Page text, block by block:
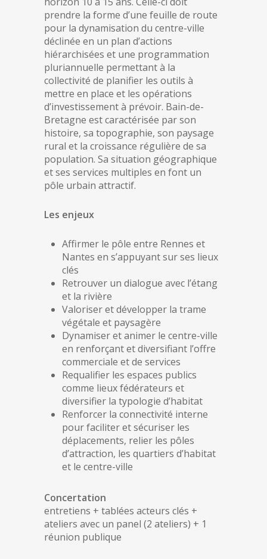
prendre la forme d’une feuille de route
pour la dynamisation du centre-ville
déclinée en un plan d’actions
hiérarchisées et une programmation
pluriannuelle permettant à la
collectivité de planifier les outils à
mettre en place et les opérations
d’investissement à prévoir. Bain-de-
Bretagne est caractérisée par son
histoire, sa topographie, son paysage
rural et la croissance régulière de sa
population. Sa situation géographique
et ses services multiples en font un
pôle urbain attractif.
Les enjeux
Affirmer le pôle entre Rennes et
Nantes en s’appuyant sur ses lieux
clés
Retrouver un dialogue avec l’étang
et la rivière
Valoriser et développer la trame
végétale et paysagère
Dynamiser et animer le centre-ville
en renforçant et diversifiant l’offre
commerciale et de services
Requalifier les espaces publics
comme lieux fédérateurs et
diversifier la typologie d’habitat
Renforcer la connectivité interne
pour faciliter et sécuriser les
déplacements, relier les pôles
d’attraction, les quartiers d’habitat
et le centre-ville
Concertation
entretiens + tablées acteurs clés +
ateliers avec un panel (2 ateliers) + 1
réunion publique